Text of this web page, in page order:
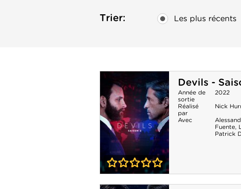
Trier: Les plus récents
Devils -
Devils - Saison 2
Année de
sortie
2022
Réalisé
par
Nick
Avec
Fuente,
Patrick